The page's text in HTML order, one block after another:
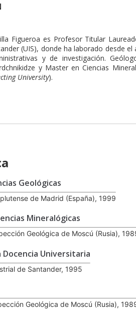
Figueroa es Profesor Titular
(UIS), donde ha laborado desde
y de investigación.
y Master en Ciencias
University).
Geológicas
de Madrid (España), 1999
Mineralógicas
Geológica de Moscú (Rusia),
Docencia Universitaria
de Santander, 1995
Geológica de Moscú (Rusia),